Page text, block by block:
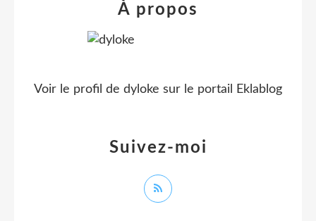
Suivez-moi
À propos
Voir le profil de dyloke sur le portail Eklablog